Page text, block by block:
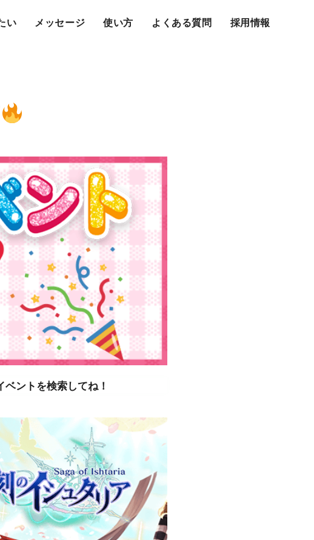
い メッセージ 使い方 よくある質問 採用情報
ベントを検索してね！